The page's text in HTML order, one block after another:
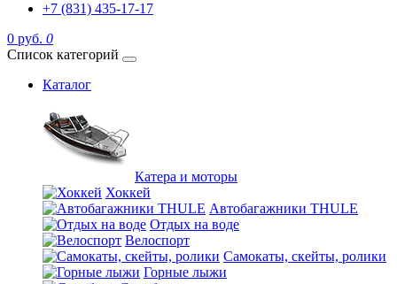
+7 (831) 435-17-17
0 руб. 0
Список категорий
Каталог
Катера и моторы
Хоккей
Автобагажники THULE
Отдых на воде
Велоспорт
Самокаты, скейты, ролики
Горные лыжи